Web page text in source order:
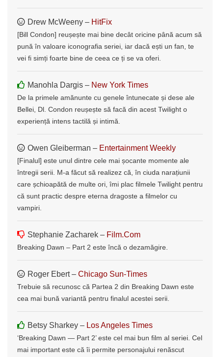
Drew McWeeny – HitFix
[Bill Condon] reușește mai bine decât oricine până acum să
pună în valoare iconografia seriei, iar dacă ești un fan, te
vei fi simți foarte bine de ceea ce ți se va oferi.
Manohla Dargis – New York Times
De la primele amănunte cu genele întunecate și dese ale
Bellei, Dl. Condon reușește să facă din acest Twilight o
experiență intens tactilă și intimă.
Owen Gleiberman – Entertainment Weekly
[Finalul] este unul dintre cele mai șocante momente ale
întregii serii. M-a făcut să realizez că, în ciuda narațiunii
care șchioapătă de multe ori, îmi plac filmele Twilight pentru
că sunt practic despre eterna dragoste a filmelor cu
vampiri.
Stephanie Zacharek – Film.Com
Breaking Dawn – Part 2 este încă o dezamăgire.
Roger Ebert – Chicago Sun-Times
Trebuie să recunosc că Partea 2 din Breaking Dawn este
cea mai bună variantă pentru finalul acestei serii.
Betsy Sharkey – Los Angeles Times
‘Breaking Dawn — Part 2’ este cel mai bun film al seriei. Cel
mai important este că îi permite personajului renăscut